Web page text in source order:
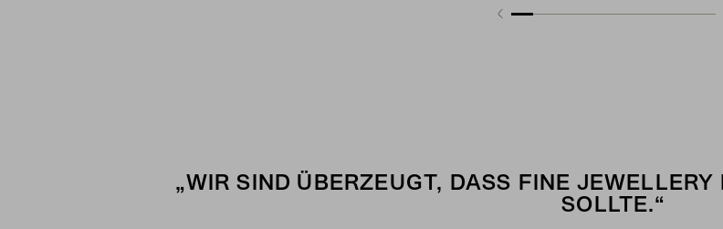
„WIR SIND ÜBERZEUGT, DASS FINE
SOLLTE.“